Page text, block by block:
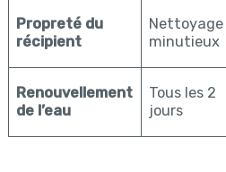
Propreté du
récipient
Nettoyage
minutieux
Renouvellement
de l’eau
Tous les 2
jours